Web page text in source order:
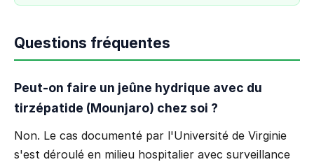
Questions fréquentes
Peut-on faire un jeûne hydrique avec du
tirzépatide (Mounjaro) chez soi ?
Non. Le cas documenté par l'Université de Virginie
s'est déroulé en milieu hospitalier avec surveillance